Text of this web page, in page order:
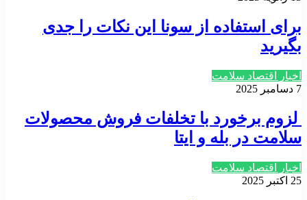
برای استفاده از سونا این نکات را جدی
بگیرید
اخبار اقتصاد سلامت
7 دسامبر 2025
لزوم برخورد با تخلفات فروش محصولات
سلامت در بله و ایتا
اخبار اقتصاد سلامت
25 اکتبر 2025